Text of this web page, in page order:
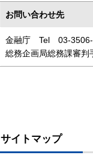
お問い合わせ先
金融庁 Tel 03-3506-
総務企画局総務課審判
サイトマップ